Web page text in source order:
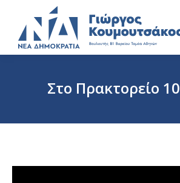
Στο Πρακτορείο